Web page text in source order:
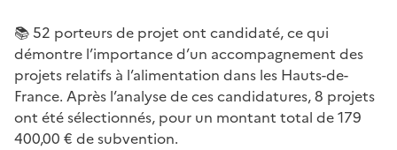
📚 52 porteurs de projet ont candidaté, ce qui
démontre l’importance d’un accompagnement des
projets relatifs à l’alimentation dans les Hauts-de-
France. Après l’analyse de ces candidatures, 8 projets
ont été sélectionnés, pour un montant total de 179
400,00 € de subvention.